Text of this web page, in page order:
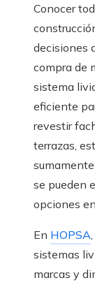
Conocer
decisiones
compra de
sistema
eficiente
revestir
terrazas,
se pueden
opciones
En HOPSA
sistemas
marcas y